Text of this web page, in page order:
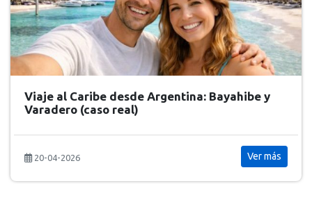
Cómo elegir el destino ideal para tus
vacaciones
20-04-2026 Ver más